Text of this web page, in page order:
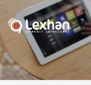
Lexhan